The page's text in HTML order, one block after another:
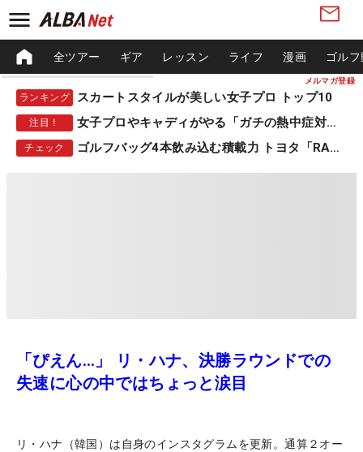
メルマガ登録
全ツアー ギア レッスン ライフ 漫画 ゴル
ランキング スカートスタイルが美しい女子プロ トップ10
注目！ 女子プロやキャディがやる「ガチの熱中症対策」
チェック ゴルフバッグ4本飲み込む積載力 トヨタ「RAV4」
「ぴえん…」 リ・ハナ、決勝ラウンドでの
失速に心の中ではちょっと涙目
リ・ハナ（韓国）は自身のインスタグラムを更新。通算２オー